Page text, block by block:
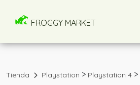
FROGGY MARKET
Tienda Playstation > Playstation 4 >